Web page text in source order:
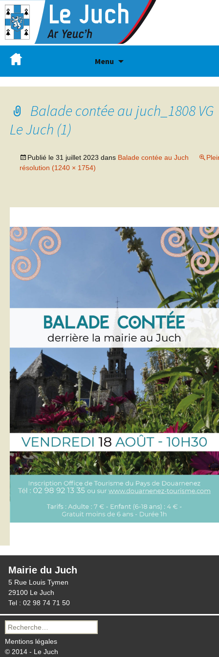
Menu
Balade contée au juch_1808 VG
Le Juch (1)
Publié le 31 juillet 2023 dans Balade contée au Juch
résolution (1240 × 1754)
Mairie du Juch
5 Rue Louis Tymen
29100 Le Juch
Tel : 02 98 74 71 50
Recherche
pour :
Mentions légales
© 2014 - Le Juch